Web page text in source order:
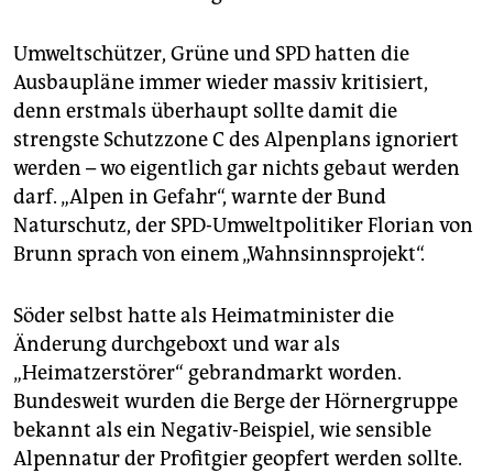
Umweltschützer, Grüne und SPD hatten die
Ausbaupläne immer wieder massiv kritisiert,
denn erstmals überhaupt sollte damit die
strengste Schutzzone C des Alpenplans ignoriert
werden – wo eigentlich gar nichts gebaut werden
darf. „Alpen in Gefahr“, warnte der Bund
Naturschutz, der SPD-Umweltpolitiker Florian von
Brunn sprach von einem „Wahnsinnsprojekt“.
Söder selbst hatte als Heimatminister die
Änderung durchgeboxt und war als
„Heimatzerstörer“ gebrandmarkt worden.
Bundesweit wurden die Berge der Hörnergruppe
bekannt als ein Negativ-Beispiel, wie sensible
Alpennatur der Profitgier geopfert werden sollte.